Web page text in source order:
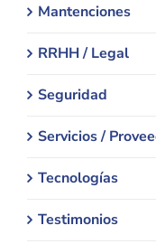
Mantenciones
RRHH / Legal
Seguridad
Servicios /
Tecnologías
Testimonios